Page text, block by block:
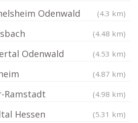
Odenwald (4.3 km)
(4.48 km)
Odenwald (4.53 km)
(4.87 km)
Ramstadt (4.98 km)
Hessen (5.31 km)